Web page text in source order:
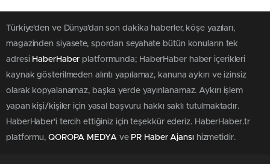
Türkiye'den ve Dünya’dan son dakika haberler, köşe yazıları,
magazinden siyasete, spordan seyahate bütün konuların tek
adresi HaberHaber platformunda; HaberHaber haber içerikleri
kaynak gösterilmeden alıntı yapılamaz, kanuna aykırı ve izinsiz
olarak kopyalanamaz, başka yerde yayınlanamaz. Aykırı işlem
yapan kişi/kişiler için yasal başvuru hakkı saklı tutulmaktadır.
HaberHaber'i tercih ettiğiniz için teşekkür ederiz. HaberHaber.tr
platformu, QOROPA MEDYAve PR Haber Ajansıhizmetidir.